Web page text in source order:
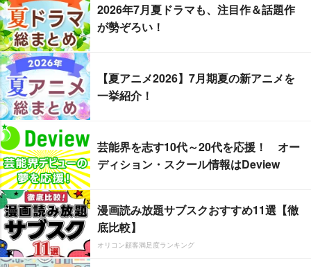
2026年7月夏ドラマも、注目作＆話題作
が勢ぞろい！
【夏アニメ2026】7月期夏の新アニメを
一挙紹介！
芸能界を志す10代～20代を応援！ オー
ディション・スクール情報はDeview
漫画読み放題サブスクおすすめ11選【徹
底比較】
オリコン顧客満足度ランキング